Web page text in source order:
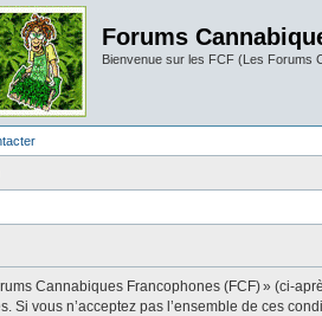
Forums
Bienvenue sur les FCF (Les Forums
Cannabiques Francophones (FCF) » (ci-
Si vous n’acceptez pas l’ensemble de ces